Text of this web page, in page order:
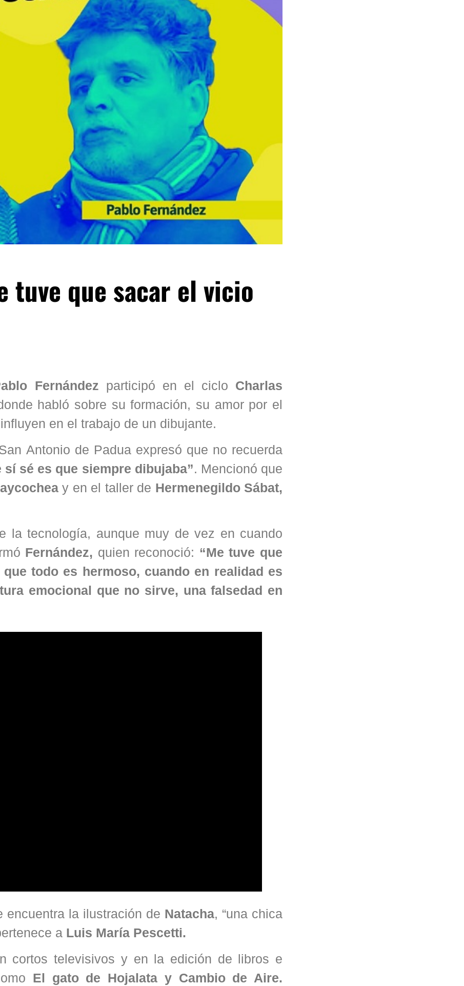
tuve que sacar el vicio
Fernández participó en el ciclo Charlas
habló sobre su formación, su amor por el
en el trabajo de un dibujante.
Antonio de Padua expresó que no recuerda
sí sé es que siempre dibujaba”. Mencionó que
y en el taller de Hermenegildo Sábat,
la tecnología, aunque muy de vez en cuando
Fernández, quien reconoció: “Me tuve que
todo es hermoso, cuando en realidad es
emocional que no sirve, una falsedad en
encuentra la ilustración de Natacha, “una chica
a Luis María Pescetti.
cortos televisivos y en la edición de libros e
El gato de Hojalata y Cambio de Aire.